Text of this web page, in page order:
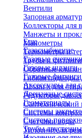
Вентили
Запорная
Коллекторы для
Манжеты и
Манометры
Термометры и
Трубы и фитинги
Обратные
Гибкая подводка
Шланги для
Редукторы
Сантехнический
Системы
Счетчики воды
Уплотнители
Еще
Газоснабжение
Газовые счетчики
Газовые шланги
Газовые фитинги
Аксессуары для
Дренажные
Геоматериалы
Системы
Система
Трубы